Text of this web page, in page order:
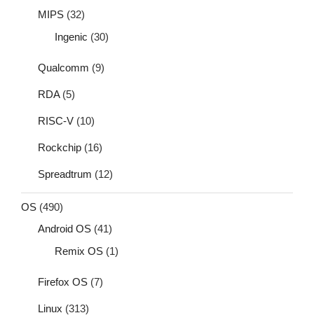
MIPS (32)
Ingenic (30)
Qualcomm (9)
RDA(5)
RISC-V (10)
Rockchip (16)
Spreadtrum (12)
OS (490)
Android OS (41)
Remix OS (1)
Firefox OS (7)
Linux (313)